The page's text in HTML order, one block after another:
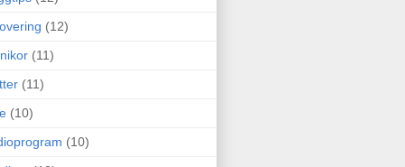
(12)
(11)
(11)
(10)
(10)